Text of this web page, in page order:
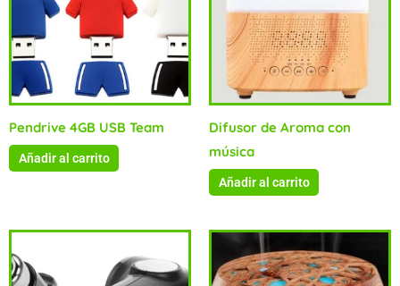
Pendrive 4GB USB Team
Añadir al carrito
Difusor de Aroma con
música
Añadir al carrito